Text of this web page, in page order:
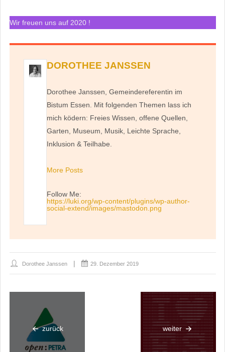
Wir freuen uns auf 2020 !
DOROTHEE JANSSEN
Dorothee Janssen, Gemeindereferentin im
Bistum Essen. Mit folgenden Themen lass ich
mich ködern: Freies Wissen, offene Quellen,
Garten, Museum, Musik, Leichte Sprache,
Inklusion & Teilhabe.
More Posts
Follow Me:
https://luki.org/wp-content/plugins/wp-author-
social-extend/images/mastodon.png
Dorothee Janssen 29. Dezember 2019
zurück weiter